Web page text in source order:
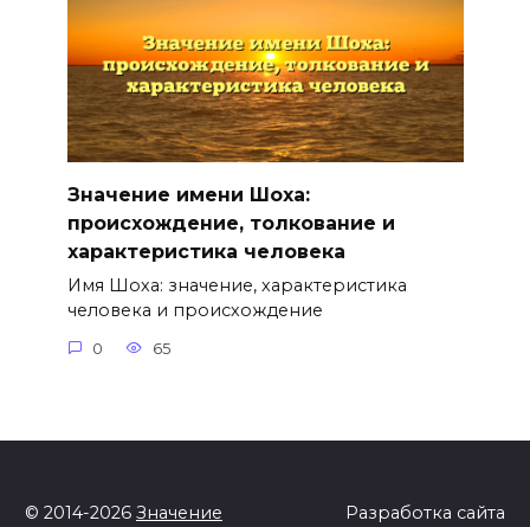
Значение имени Шоха:
происхождение, толкование и
характеристика человека
Имя Шоха: значение, характеристика
человека и происхождение
0 65
© 2014-2026 Значение
Разработка сайта